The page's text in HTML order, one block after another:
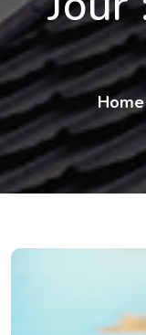
Home